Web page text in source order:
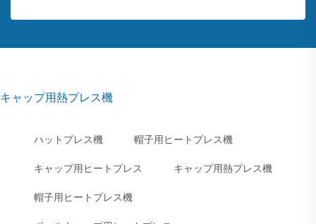
キャップ用熱プレス機
ハットプレス機 帽子用ヒートプレス機
キャップ用ヒートプレス キャップ用熱プレス機
帽子用ヒートプレス機